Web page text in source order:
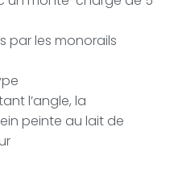
par les monorails
l’angle, la
peinte au lait de